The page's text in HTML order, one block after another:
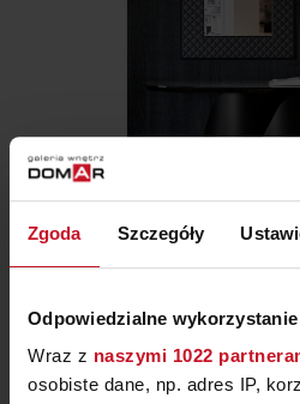
Zgoda Szczegóły
Odpowiedzialne
Wraz z naszymi 1022
osobiste dane, np. adres IP,
ZAPYTAJ O CENĘ